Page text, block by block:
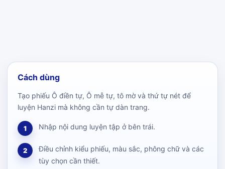
Cách dùng
Tạo phiếu Ô điền tự, Ô mễ tự, tô mờ và thứ tự nét để
luyện Hanzi mà không cần tự dàn trang.
1 Nhập nội dung luyện tập ở bên trái.
2
Điều chỉnh kiểu phiếu, màu sắc, phông chữ và các
tùy chọn cần thiết.